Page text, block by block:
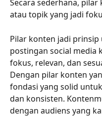
Secara sederhana,
atau topik yang jadi
Pilar konten jadi
postingan social media
fokus, relevan, dan
Dengan pilar konten
fondasi yang solid
dan konsisten.
dengan audiens yang